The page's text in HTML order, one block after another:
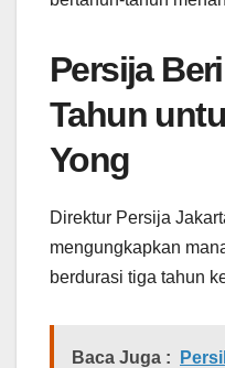
Persija
Tahun
Yong
Direktur Persija
mengungkapkan
berdurasi tiga tahun
Baca Juga :